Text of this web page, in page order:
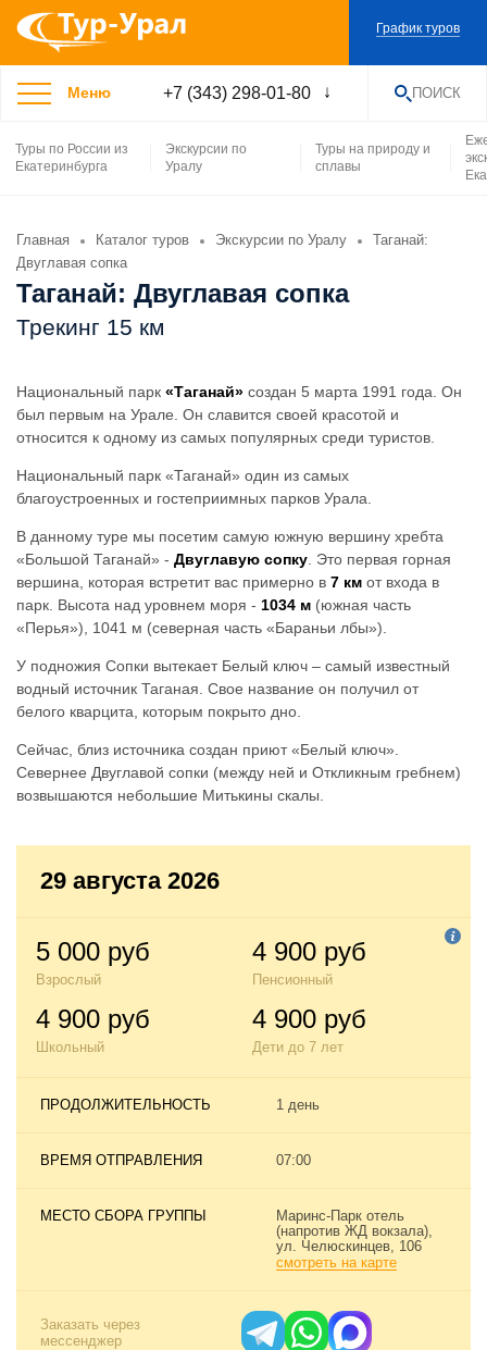
График туров
Меню +7 (343) 298-01-80 ПОИСК
НАЙТИ
Туры по России из
Екатеринбурга
Экскурсии по
Уралу
Туры на природу и
сплавы
Главная Каталог туров Экскурсии по Уралу
Таганай:
Двуглавая сопка
Таганай: Двуглавая сопка
Трекинг 15 км
Национальный парк «Таганай» создан 5 марта 1991 года. Он
был первым на Урале. Он славится своей красотой и
относится к одному из самых популярных среди туристов.
Национальный парк «Таганай» один из самых
благоустроенных и гостеприимных парков Урала.
В данному туре мы посетим самую южную вершину хребта
«Большой Таганай» - Двуглавую сопку . Это первая горная
вершина, которая встретит вас примерно в 7 км от входа в
парк. Высота над уровнем моря - 1034 м (южная часть
«Перья»), 1041 м (северная часть «Бараньи лбы»).
У подножия Сопки вытекает Белый ключ – самый известный
водный источник Таганая. Свое название он получил от
белого кварцита, которым покрыто дно.
Сейчас, близ источника создан приют «Белый ключ».
Севернее Двуглавой сопки (между ней и Откликным гребнем)
возвышаются небольшие Митькины скалы.
29 августа 2026
5 000 руб
Взрослый
4 900 руб
Пенсионный
4 900 руб
Школьный
4 900 руб
Дети до 7 лет
ПРОДОЛЖИТЕЛЬНОСТЬ 1 день
ВРЕМЯ ОТПРАВЛЕНИЯ 07:00
МЕСТО СБОРА ГРУППЫ
Маринс-Парк отель
(напротив ЖД вокзала),
ул. Челюскинцев, 106
смотреть на карте
Заказать через
мессенджер